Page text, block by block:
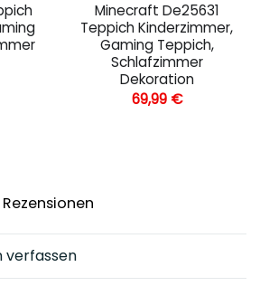
Minecraft De25631
Teppich Kinderzimmer,
Gaming Teppich,
Schlafzimmer
Dekoration
69,99 €
verfassen